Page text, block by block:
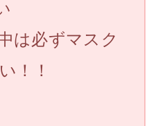
は必ずマスク
！！